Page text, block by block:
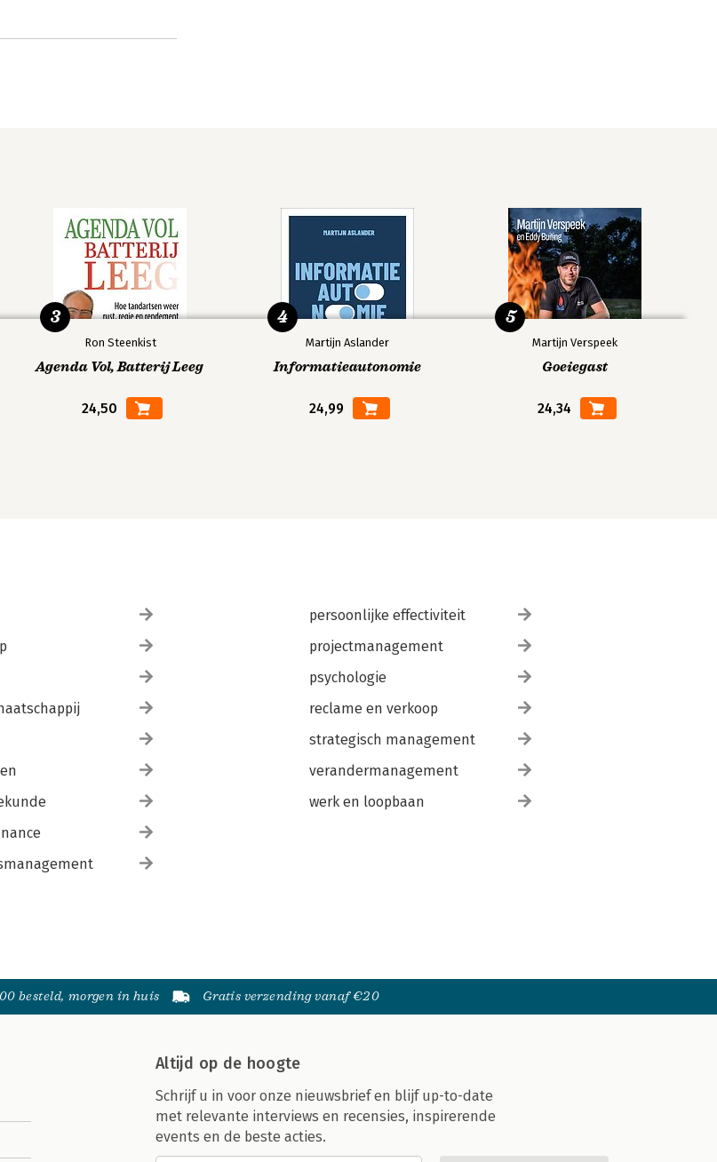
Ron Steenkist
Agenda Vol, Batterij Leeg
24,50
3
Martijn Aslander
Informatieautonomie
24,99
4
Martijn Verspeek
Goeiegast
24,34
5
persoonlijke effectiviteit
projectmanagement
psychologie
reclame en verkoop
strategisch management
verandermanagement
werk en loopbaan
besteld, morgen in huis Gratis verzending vanaf €20
Altijd op de hoogte
Schrijf u in voor onze nieuwsbrief en blijf up-to-date
met relevante interviews en recensies, inspirerende
events en de beste acties.